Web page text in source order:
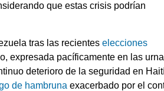
que estas crisis podrían
tras las recienteselecciones
expresada pacíficamente en las
deterioro de la seguridad en
de hambruna exacerbado por el